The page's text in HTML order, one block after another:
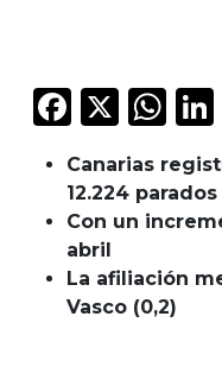
X
Canarias
12.224
Con un
abril
La afiliación
Vasco (0,2)